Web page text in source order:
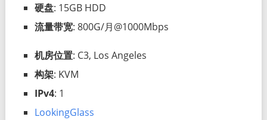
硬盘: 15GB HDD
流量带宽: 800G/月@1000Mbps
机房位置: C3, Los Angeles
构架: KVM
IPv4: 1
LookingGlass